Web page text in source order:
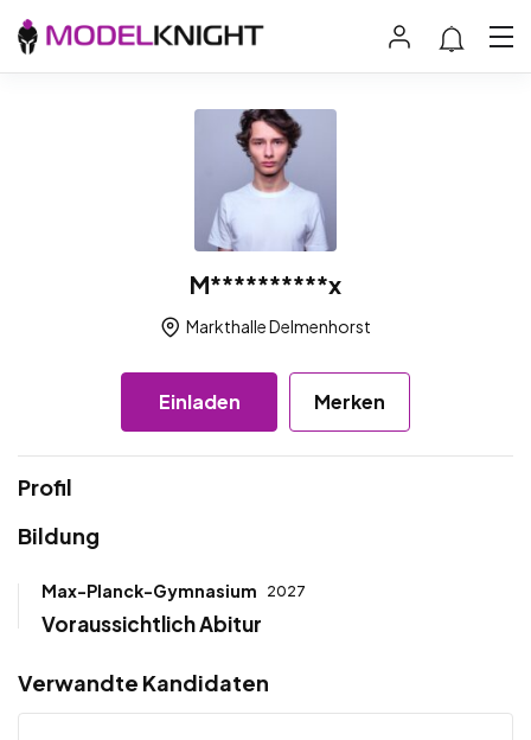
M**********x
Markthalle Delmenhorst
Einladen Merken
Profil
Bildung
Max-Planck-Gymnasium 2027
Voraussichtlich Abitur
Verwandte Kandidaten